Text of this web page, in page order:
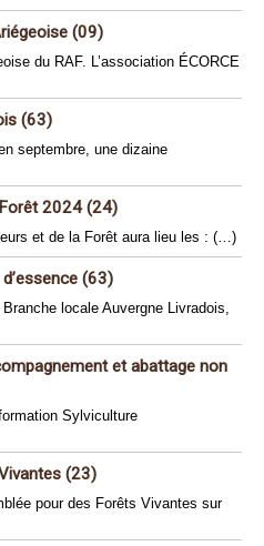
(09)
du RAF. L’association ÉCORCE
(63)
septembre, une dizaine
2024 (24)
et de la Forêt aura lieu les : (…)
(63)
Branche locale Auvergne Livradois,
et abattage non
Sylviculture
(23)
pour des Forêts Vivantes sur